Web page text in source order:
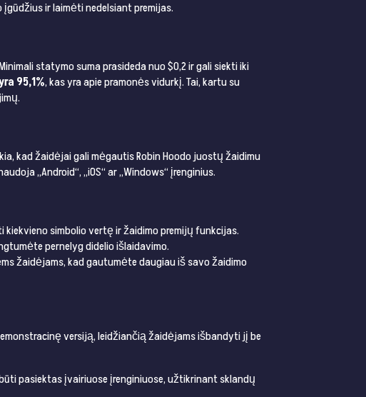
ir laimėti nedelsiant premijas.
statymo suma prasideda nuo $0,2 ir gali siekti iki
95,1%, kas yra apie pramonės vidurkį. Tai, kartu su
kad žaidėjai gali mėgautis Robin Hoodo juostų žaidimu
„Android“, „iOS“ ar „Windows“ įrenginius.
simbolio vertę ir žaidimo premijų funkcijas.
pernelyg didelio išlaidavimo.
žaidėjams, kad gautumėte daugiau iš savo žaidimo
versiją, leidžiančią žaidėjams išbandyti jį be
pasiektas įvairiuose įrenginiuose, užtikrinant sklandų